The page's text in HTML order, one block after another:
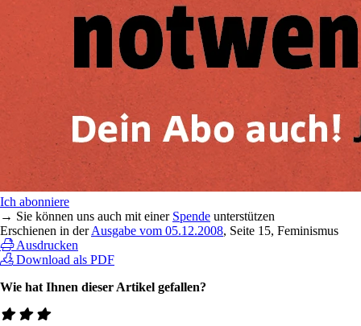
Ich abonniere
→ Sie können uns auch mit einer Spende unterstützen
Erschienen in derAusgabe vom 05.12.2008, Seite 15, Feminismus
Ausdrucken
Download als PDF
Wie hat Ihnen dieser Artikel gefallen?